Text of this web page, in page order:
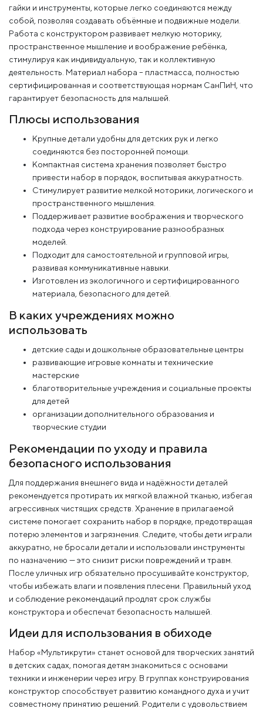
гайки и инструменты, которые легко соединяются между
собой, позволяя создавать объёмные и подвижные модели.
Работа с конструктором развивает мелкую моторику,
пространственное мышление и воображение ребёнка,
стимулируя как индивидуальную, так и коллективную
деятельность. Материал набора – пластмасса, полностью
сертифицированная и соответствующая нормам СанПиН, что
гарантирует безопасность для малышей.
Плюсы использования
Крупные детали удобны для детских рук и легко
соединяются без посторонней помощи.
Компактная система хранения позволяет быстро
привести набор в порядок, воспитывая аккуратность.
Стимулирует развитие мелкой моторики, логического и
пространственного мышления.
Поддерживает развитие воображения и творческого
подхода через конструирование разнообразных
моделей.
Подходит для самостоятельной и групповой игры,
развивая коммуникативные навыки.
Изготовлен из экологичного и сертифицированного
материала, безопасного для детей.
В каких учреждениях можно
использовать
детские сады и дошкольные образовательные центры
развивающие игровые комнаты и технические
мастерские
благотворительные учреждения и социальные проекты
для детей
организации дополнительного образования и
творческие студии
Рекомендации по уходу и правила
безопасного использования
Для поддержания внешнего вида и надёжности деталей
рекомендуется протирать их мягкой влажной тканью, избегая
агрессивных чистящих средств. Хранение в прилагаемой
системе помогает сохранить набор в порядке, предотвращая
потерю элементов и загрязнения. Следите, чтобы дети играли
аккуратно, не бросали детали и использовали инструменты
по назначению — это снизит риски повреждений и травм.
После уличных игр обязательно просушивайте конструктор,
чтобы избежать влаги и появления плесени. Правильный уход
и соблюдение рекомендаций продлят срок службы
конструктора и обеспечат безопасность малышей.
Идеи для использования в обиходе
Набор «Мультикрути» станет основой для творческих занятий
в детских садах, помогая детям знакомиться с основами
техники и инженерии через игру. В группах конструирования
конструктор способствует развитию командного духа и учит
совместному принятию решений. Родители с удовольствием